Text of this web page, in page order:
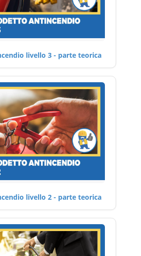
livello 3 - parte teorica
livello 2 - parte teorica